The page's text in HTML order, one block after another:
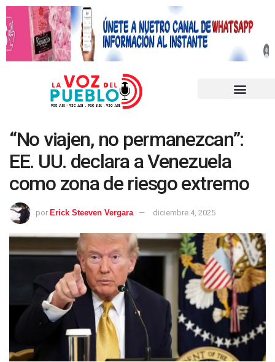
“No viajen, no permanezcan”:
EE. UU. declara a Venezuela
como zona de riesgo extremo
por Erick Steeven Vergara diciembre 4, 2025